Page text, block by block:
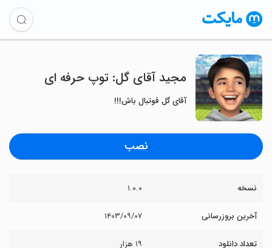
‏‏‏‏مجید آقای گل: توپ حرفه ای
آقای گل فوتبال باش!!!
نصب
نسخه ۱.۰.۰
آخرین بروزرسانی ۱۴۰۳/۰۹/۰۷
تعداد دانلود ۱۹ هزار